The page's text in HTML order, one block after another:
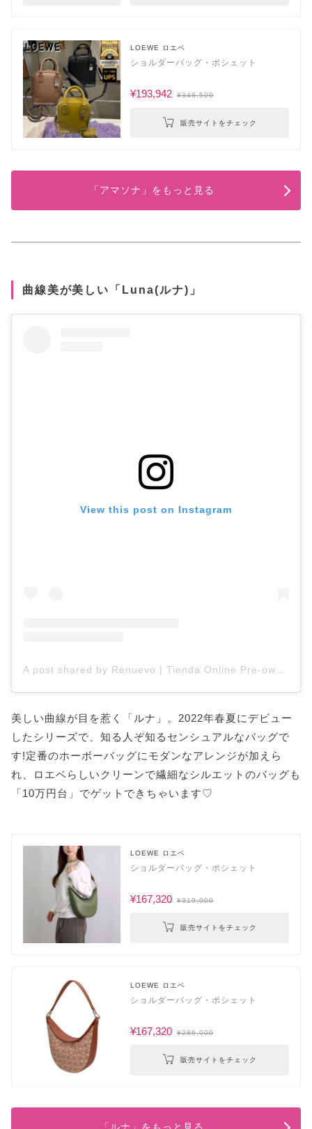
LOEWE ロエベ
ショルダーバッグ・ポシェット
¥193,942 ¥348,500
販売サイトをチェック
「アマソナ」をもっと見る
曲線美が美しい「Luna(ルナ)」
View this post on Instagram
美しい曲線が目を惹く「ルナ」。2022年春夏にデビュー
したシリーズで、知る人ぞ知るセンシュアルなバッグで
す!定番のホーボーバッグにモダンなアレンジが加えら
れ、ロエベらしいクリーンで繊細なシルエットのバッグも
「10万円台」でゲットできちゃいます♡
LOEWE ロエベ
ショルダーバッグ・ポシェット
¥167,320 ¥319,000
販売サイトをチェック
LOEWE ロエベ
ショルダーバッグ・ポシェット
¥167,320 ¥286,000
販売サイトをチェック